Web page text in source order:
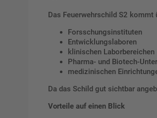
Das Feuerwehrschild S2
Forsschungsinstituten
Entwicklungslaboren
klinischen Laborbereichen
Pharma- und Biotech-
medizinischen
Da das Schild gut sichtbar
Vorteile auf einen Blick